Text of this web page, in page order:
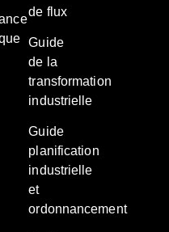
de flux
Guide
de la
transformation
industrielle
Guide
planification
industrielle
et
ordonnancement